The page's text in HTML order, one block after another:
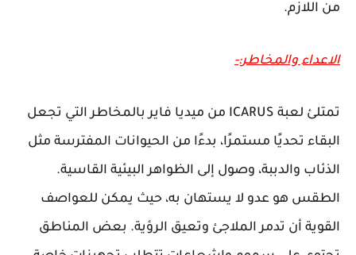
من اللازم.
الاعداء والمخاطر:-
تمتلئ لعبة ICARUS من ميديا فاير بالمخاطر التي تجعل
البقاء تحديًا مستمرًا، بدءًا من الحيوانات المفترسة مثل
الذئاب والدببة، وصول إلى الظواهر البيئية القاسية.
الطقس هو عدو لا يستهان به، حيث يمكن للعواصف
القوية أن تدمر الملاجئ وتعيق الرؤية. بعض المناطق